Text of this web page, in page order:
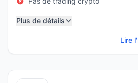
Plus de détails
Lire